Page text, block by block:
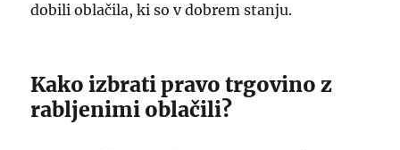
dobili oblačila, ki so v dobrem stanju.
Kako izbrati pravo trgovino z
rabljenimi oblačili?